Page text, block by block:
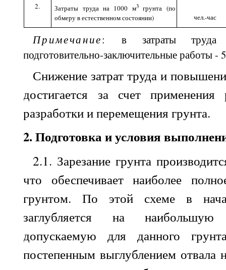
2. Затраты труда на 1000 м3грунта (по
обмеру в естественном состоянии)
чел.-час
Примечание:
в затраты
подготовительно-заключительные работы -
Снижение затрат труда и
достигается за счет применения
разработки и перемещения грунта.
2. Подготовка и условия
2.1. Зарезание грунта
что обеспечивает наиболее
грунтом. По этой схеме в
заглубляется на
допускаемую для данного
постепенным выглублением